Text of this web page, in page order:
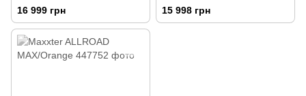
16 999 грн 15 998 грн